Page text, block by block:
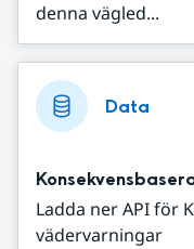
denna vägled...
Data
Ladda ner API för
vädervarningar